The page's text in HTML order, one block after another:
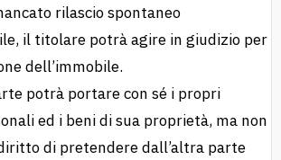
rilascio spontaneo
il titolare potrà agire in giudizio per
dell’immobile.
potrà portare con sé i propri
ed i beni di sua proprietà, ma non
di pretendere dall’altra parte